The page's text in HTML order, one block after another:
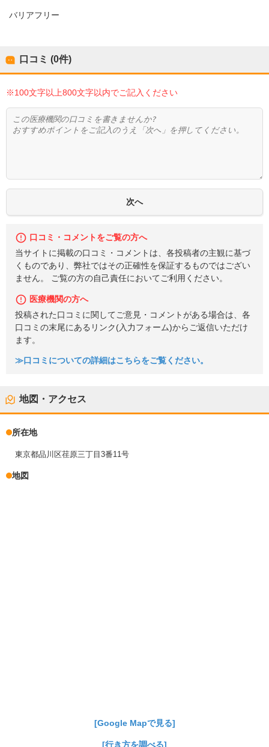
バリアフリー
口コミ (0件)
※100文字以上800文字以内でご記入ください
口コミ・コメントをご覧の方へ
当サイトに掲載の口コミ・コメントは、各投稿者の主観に基づ
くものであり、弊社ではその正確性を保証するものではござい
ません。 ご覧の方の自己責任においてご利用ください。
医療機関の方へ
投稿された口コミに関してご意見・コメントがある場合は、各
口コミの末尾にあるリンク(入力フォーム)からご返信いただけ
ます。
≫口コミについての詳細はこちらをご覧ください。
地図・アクセス
所在地
東京都品川区荏原三丁目3番11号
地図
[Google Mapで見る]
[行き方を調べる]